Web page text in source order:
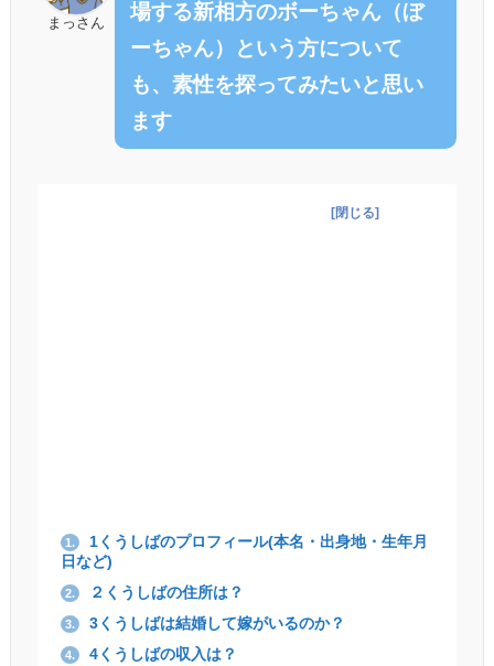
まっさん
場する新相方のボーちゃん（ぼ
ーちゃん）という方について
も、素性を探ってみたいと思い
ます
[閉じる]
1.
1くうしばのプロフィール(本名・出身地・生年月
日など)
2. ２くうしばの住所は？
3. 3くうしばは結婚して嫁がいるのか？
4. 4くうしばの収入は？